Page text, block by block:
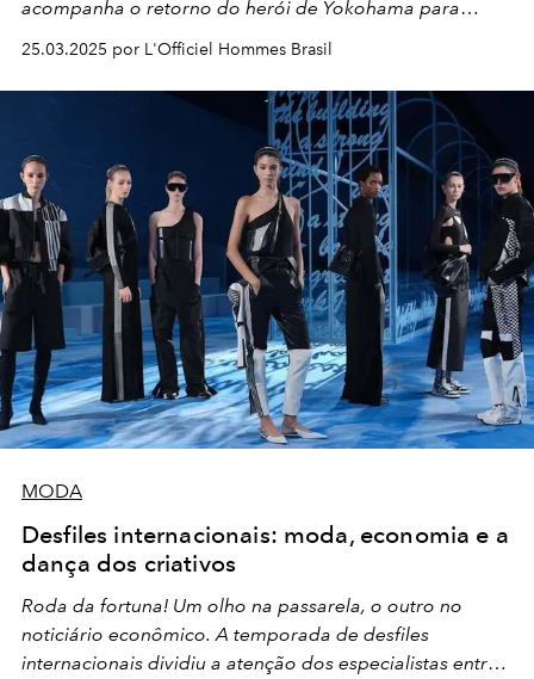
acompanha o retorno do herói de Yokohama para
25.03.2025 por L'Officiel Hommes Brasil
MODA
Desfiles internacionais: moda, economia e a
dança dos criativos
Roda da fortuna! Um olho na passarela, o outro no
noticiário econômico. A temporada de desfiles
internacionais dividiu a atenção dos especialistas entre